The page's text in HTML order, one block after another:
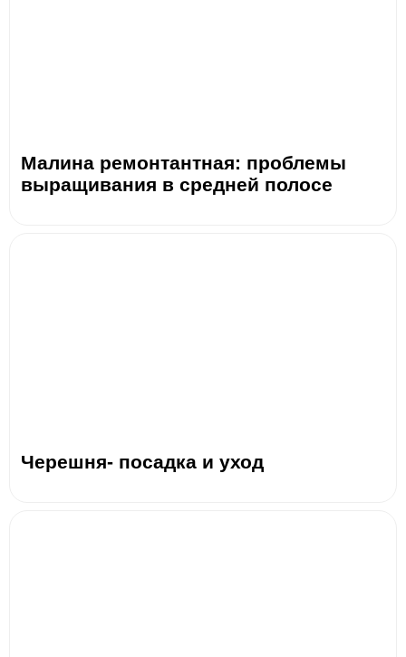
Малина ремонтантная: проблемы
выращивания в средней полосе
Черешня- посадка и уход